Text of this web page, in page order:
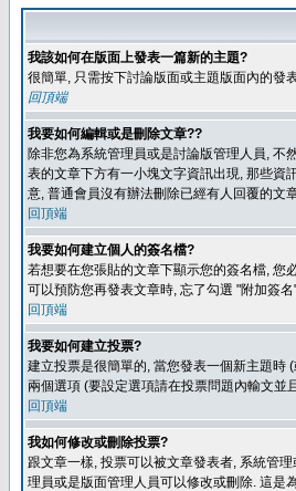
我該如何在版面上發表一篇新的主題?
很簡單, 只需按下討論版面或主題版面內的發
回頂端
我要如何編輯或是刪除文章??
除非您為系統管理員或是討論版管理人員, 不
表的文章下方有一小塊文字資訊出現, 那些資
意, 普通會員沒有辦法刪除已經有人回覆的文
回頂端
我要如何建立個人的簽名檔?
若想要在您張貼的文章下顯示您的簽名檔, 您
可以預防您再發表文章時, 忘了勾選 "附加簽
回頂端
我要如何建立投票?
建立投票是很簡單的, 當您發表一個新主題時
兩個選項 (要設定選項請在投票問題內輸文並
回頂端
我如何修改或刪除投票?
跟文章一樣, 投票可以被文章發表者, 系統管
理員或是版面管理人員可以修改或刪除. 這是